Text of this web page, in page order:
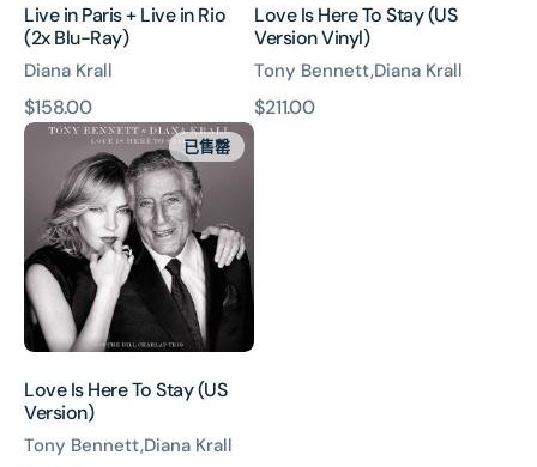
Live in Paris + Live in Rio
(2x Blu-Ray)
Diana Krall
原
價
$158.00
Love Is Here To Stay (US
Version Vinyl)
Tony Bennett,Diana Krall
原
$211.00
Love
Here
Stay
(US
Version)
已售罄
Love Is Here To Stay (US
Version)
Tony Bennett,Diana Krall